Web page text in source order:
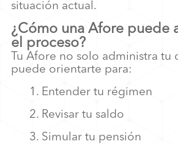
situación actual.
¿Cómo una Afore puede
el proceso?
Tu Afore no solo administra tu
puede orientarte para:
1. Entender tu régimen
2. Revisar tu saldo
3. Simular tu pensión